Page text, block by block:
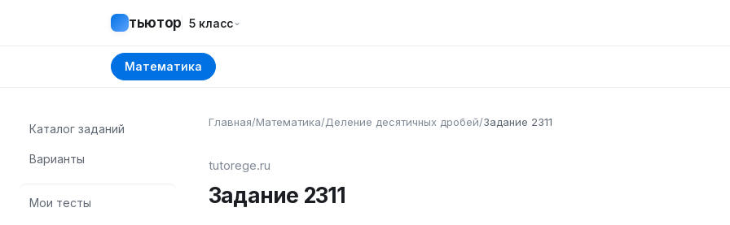
тьютор 5 класс⌄
Математика
Каталог заданий
Варианты
Мои тесты
Главная/Математика/Деление десятичных дробей/Задание 2311
tutorege.ru
Задание 2311